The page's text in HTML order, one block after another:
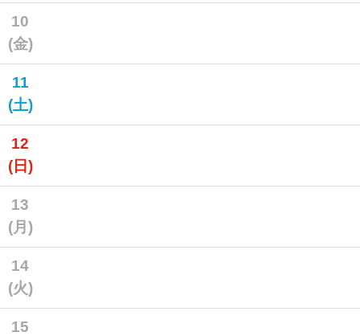
10
(金)
11
(土)
12
(日)
13
(月)
14
(火)
15